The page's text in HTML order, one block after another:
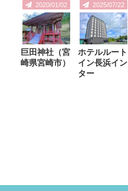
2020/01/02
巨田神社（宮
崎県宮崎市）
2025/07/22
ホテルルート
イン長浜イン
ター